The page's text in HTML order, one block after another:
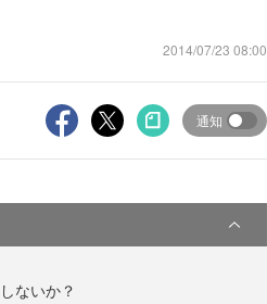
2014/07/23 08:00
通知
ないか？